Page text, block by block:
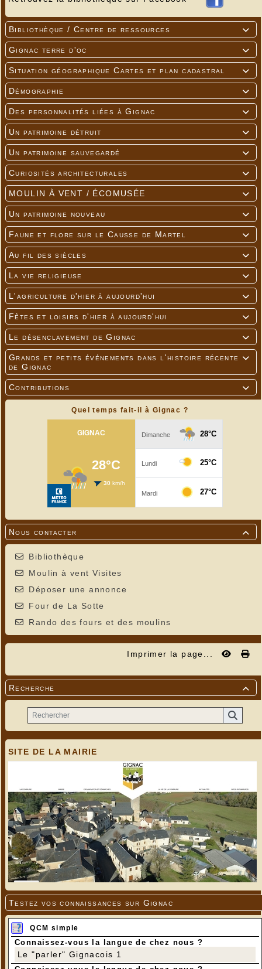

Bibliothèque / Centre de ressources

Gignac terre d'oc

Situation géographique Cartes et plan cadastral

Démographie

Des personnalités liées à Gignac

Un patrimoine détruit

Un patrimoine sauvegardé

Curiosités architecturales

MOULIN À VENT / ÉCOMUSÉE

Un patrimoine nouveau

Faune et flore sur le Causse de Martel

Au fil des siècles

La vie religieuse

L'agriculture d'hier à aujourd'hui

Fêtes et loisirs d'hier à aujourd'hui

Le désenclavement de Gignac

Grands et petits événements dans l'histoire récente
de Gignac

Contributions
Quel temps fait-il à Gignac ?

Nous contacter
Bibliothèque
Moulin à vent Visites
Déposer une annonce
Four de La Sotte
Rando des fours et des moulins
Imprimer la page...

Recherche
SITE DE LA MAIRIE
Testez vos connaissances sur Gignac
QCM simple
Connaissez-vous la langue de chez nous ?
Le "parler" Gignacois 1